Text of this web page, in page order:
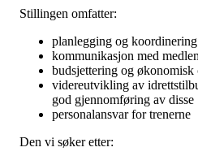
Stillingen omfatter:
planlegging og
kommunikasjon med
budsjettering og
videreutvikling av
god gjennomføring av disse
personalansvar for trenerne
Den vi søker etter: